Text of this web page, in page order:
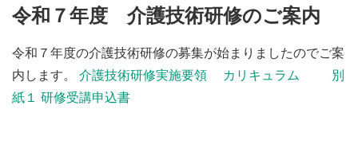
施設・料金
アクセス
令和７年度 介護技術研修のご案内
令和７年度の介護技術研修の募集が始まりましたのでご案
内します。 介護技術研修実施要領 カリキュラム 別
紙１ 研修受講申込書